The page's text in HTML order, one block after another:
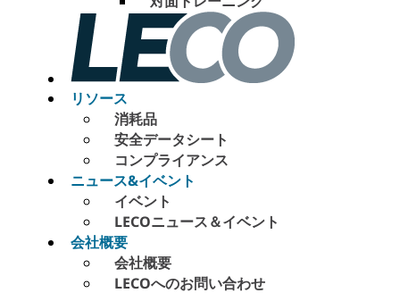
リソース
消耗品
安全データシート
コンプライアンス
ニュース&イベント
イベント
LECOニュース＆イベント
会社概要
会社概要
LECOへのお問い合わせ